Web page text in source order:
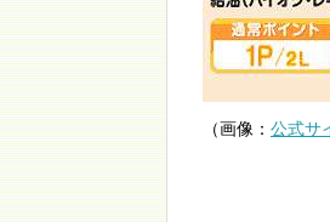
（画像： 公式サ